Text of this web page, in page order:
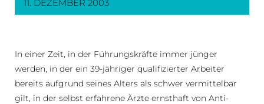
11. DEZEMBER 2003
In einer Zeit, in der Führungskräfte immer jünger
werden, in der ein 39-jähriger qualifizierter Arbeiter
bereits aufgrund seines Alters als schwer vermittelbar
gilt, in der selbst erfahrene Ärzte ernsthaft von Anti-